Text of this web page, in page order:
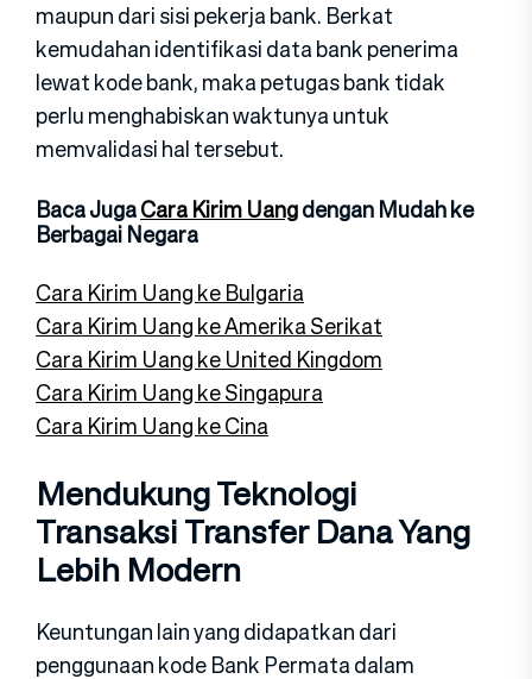
maupun dari sisi pekerja bank. Berkat
kemudahan identifikasi data bank penerima
lewat kode bank, maka petugas bank tidak
perlu menghabiskan waktunya untuk
memvalidasi hal tersebut.
Baca JugaCara Kirim Uangdengan Mudah ke
Berbagai Negara
Cara Kirim Uang ke Bulgaria
Cara Kirim Uang ke Amerika Serikat
Cara Kirim Uang ke United Kingdom
Cara Kirim Uang ke Singapura
Cara Kirim Uang ke Cina
Mendukung Teknologi
Transaksi Transfer Dana Yang
Lebih Modern
Keuntungan lain yang didapatkan dari
penggunaan kode Bank Permata dalam